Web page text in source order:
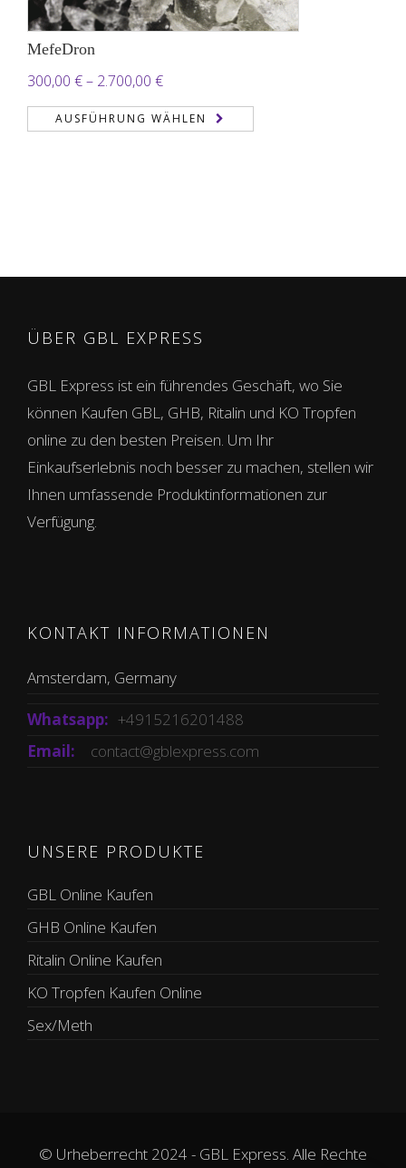
MefeDron
300,00 €– 2.700,00 €Preisspanne:
300,00 €
bis
AUSFÜHRUNG WÄHLEN
ÜBER GBL EXPRESS
GBL Express ist ein führendes Geschäft, wo Sie
können Kaufen GBL, GHB, Ritalin und KO Tropfen
online zu den besten Preisen. Um Ihr
Einkaufserlebnis noch besser zu machen, stellen wir
Ihnen umfassende Produktinformationen zur
Verfügung.
KONTAKT INFORMATIONEN
Amsterdam, Germany
Whatsapp: +4915216201488
Email:
contact@gblexpress.com
UNSERE PRODUKTE
GBL Online Kaufen
GHB Online Kaufen
Ritalin Online Kaufen
KO Tropfen Kaufen Online
Sex/Meth
© Urheberrecht 2024 - GBL Express. Alle Rechte